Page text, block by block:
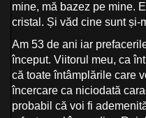
mine, mă bazez pe mine.
cristal. Și văd cine sunt și-
Am 53 de ani iar
început. Viitorul meu, ca
că toate întâmplările care
încercare ca niciodată
probabil că voi fi